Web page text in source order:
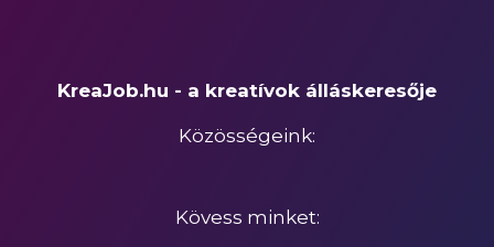
KreaJob.hu - a kreatívok álláskeresője
Közösségeink:
Kövess minket: